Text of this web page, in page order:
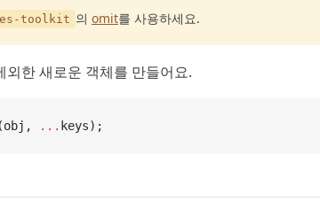
es-toolkit 의 omit를 사용하세요.
한 새로운 객체를 만들어요.
(obj, ... keys);